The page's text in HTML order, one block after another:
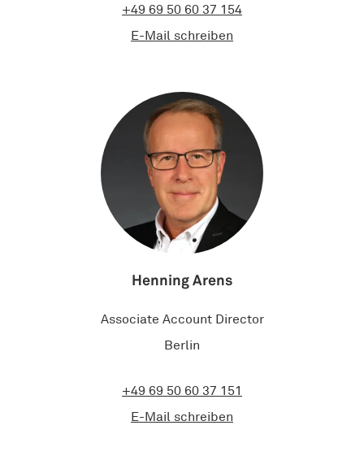
+49 69 50 60 37 154
E-Mail schreiben
Henning Arens
Associate Account Director
Berlin
+49 69 50 60 37 151
E-Mail schreiben